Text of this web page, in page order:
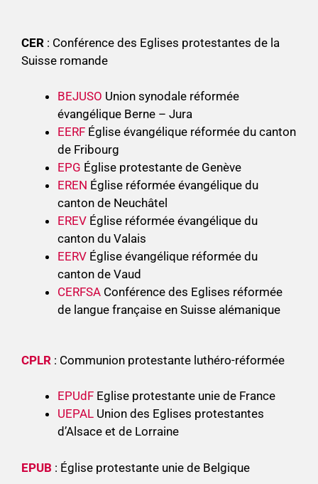
CER : Conférence des Eglises protestantes de la
Suisse romande
BEJUSO Union synodale réformée
évangélique Berne – Jura
EERF Église évangélique réformée du canton
de Fribourg
EPG Église protestante de Genève
EREN Église réformée évangélique du
canton de Neuchâtel
EREV Église réformée évangélique du
canton du Valais
EERV Église évangélique réformée du
canton de Vaud
CERFSA Conférence des Eglises réformée
de langue française en Suisse alémanique
CPLR : Communion protestante luthéro-réformée
EPUdF Eglise protestante unie de France
UEPAL Union des Eglises protestantes
d’Alsace et de Lorraine
EPUB : Église protestante unie de Belgique